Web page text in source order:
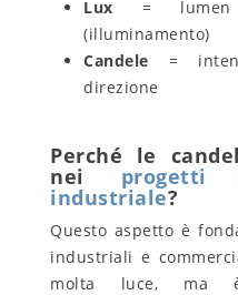
Lux = lumen
(illuminamento)
Candele =
direzione
Perché le
nei progetti
industriale?
Questo aspetto è
industriali e
molta luce, ma è